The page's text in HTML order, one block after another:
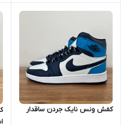
کفش ونس نایک جردن ساقدار